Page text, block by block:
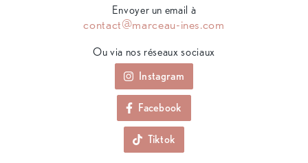
Envoyer un email à
contact@marceau-ines.com
Ou via nos réseaux sociaux
Instagram
Facebook
Tiktok